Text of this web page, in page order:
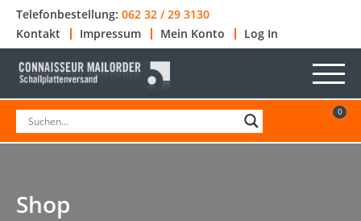
Telefonbestellung: 062 32 / 29 3130
Kontakt
Impressum Mein Konto Log In
0
Shop